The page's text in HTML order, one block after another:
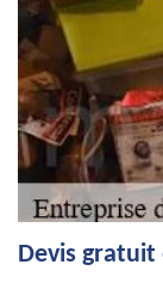
Devis